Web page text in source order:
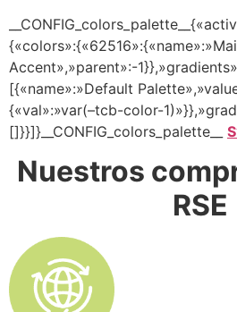
Accent»,»parent»:-
[{«name»:»Default
{«val»:»var(–tcb-color-
[]}}]}__CONFIG_colors_palette__
Nuestros
RSE